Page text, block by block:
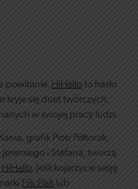
powitanie. HiHello to hasło
kryje się duet twórczych,
w swojej pracy ludzi.
grafik Piotr Półtorak,
i Stefana, tworzą
HiHello. Jeśli kojarzycie sesję
Flik Flak lub